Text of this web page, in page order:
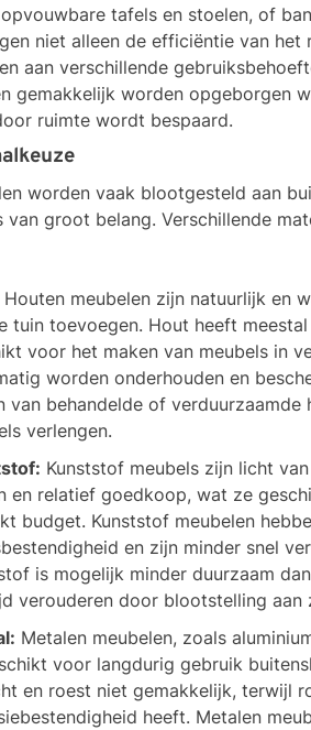
tafels en stoelen, of
niet alleen de efficiëntie van het
aan verschillende
gemakkelijk worden opgeborgen
ruimte wordt bespaard.
worden vaak blootgesteld aan
van groot belang. Verschillende
Houten meubelen zijn natuurlijk en
tuin toevoegen. Hout heeft
voor het maken van meubels in
worden onderhouden en
van behandelde of
verlengen.
Kunststof meubels zijn licht
en relatief goedkoop, wat ze
budget. Kunststof meubelen
en zijn minder snel
is mogelijk minder duurzaam
verouderen door blootstelling aan
Metalen meubelen, zoals
voor langdurig gebruik
en roest niet gemakkelijk, terwijl
heeft. Metalen